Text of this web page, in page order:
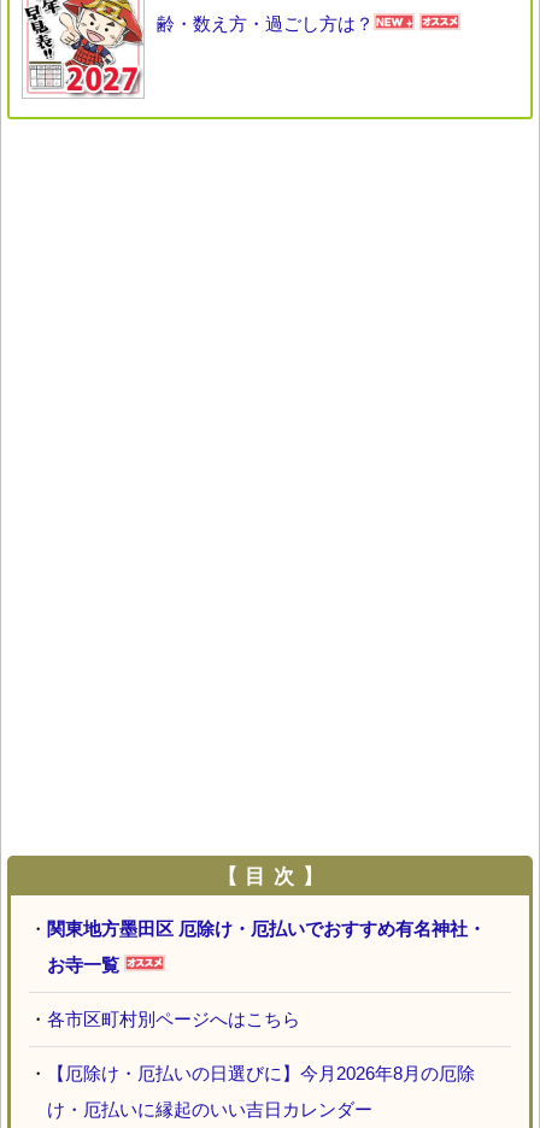
齢・数え方・過ごし方は？
【 目 次 】
・ 関東地方墨田区 厄除け・厄払いでおすすめ有名神社・
お寺一覧
・ 各市区町村別ページへはこちら
・
【厄除け・厄払いの日選びに】今月2026年8月の厄除
け・厄払いに縁起のいい吉日カレンダー